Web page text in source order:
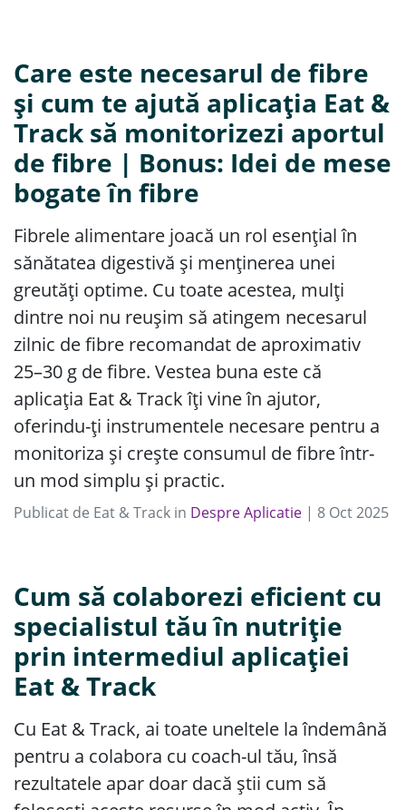
Care este necesarul de fibre
și cum te ajută aplicația Eat &
Track să monitorizezi aportul
de fibre | Bonus: Idei de mese
bogate în fibre
Fibrele alimentare joacă un rol esențial în
sănătatea digestivă și menținerea unei
greutăți optime. Cu toate acestea, mulți
dintre noi nu reușim să atingem necesarul
zilnic de fibre recomandat de aproximativ
25–30 g de fibre. Vestea buna este că
aplicația Eat & Track îți vine în ajutor,
oferindu-ți instrumentele necesare pentru a
monitoriza și crește consumul de fibre într-
un mod simplu și practic.
Publicat de Eat & Track in Despre Aplicatie | 8 Oct2025
Cum să colaborezi eficient cu
specialistul tău în nutriție
prin intermediul aplicației
Eat & Track
Cu Eat & Track, ai toate uneltele la îndemână
pentru a colabora cu coach-ul tău, însă
rezultatele apar doar dacă știi cum să